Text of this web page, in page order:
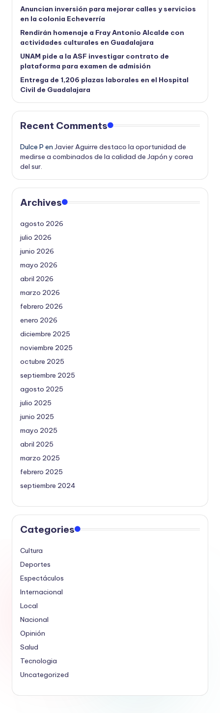
Anuncian inversión para mejorar calles y servicios
en la colonia Echeverría
Rendirán homenaje a Fray Antonio Alcalde con
actividades culturales en Guadalajara
UNAM pide a la ASF investigar contrato de
plataforma para examen de admisión
Entrega de 1,206 plazas laborales en el Hospital
Civil de Guadalajara
Recent Comments
Dulce P en Javier Aguirre destaco la oportunidad de
medirse a combinados de la calidad de Japón y corea
del sur.
Archives
agosto 2026
julio 2026
junio 2026
mayo 2026
abril 2026
marzo 2026
febrero 2026
enero 2026
diciembre 2025
noviembre 2025
octubre 2025
septiembre 2025
agosto 2025
julio 2025
junio 2025
mayo 2025
abril 2025
marzo 2025
febrero 2025
septiembre 2024
Categories
Cultura
Deportes
Espectáculos
Internacional
Local
Nacional
Opinión
Salud
Tecnologia
Uncategorized